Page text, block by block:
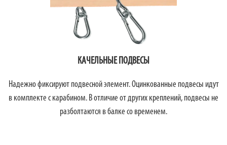
КАЧЕЛЬНЫЕ ПОДВЕСЫ
Надежно фиксируют подвесной элемент. Оцинкованные подвесы идут
в комплекте с карабином. В отличие от других креплений, подвесы не
разболтаются в балке со временем.